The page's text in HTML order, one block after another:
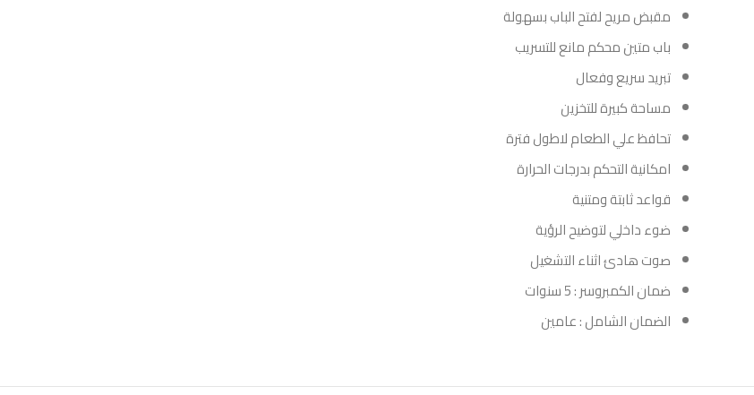
مقبض مريح لفتح الباب بسهولة
باب متين محكم مانع للتسريب
تبريد سريع وفعال
مساحة كبيرة للتخزين
تحافظ علي الطعام لاطول فترة
امكانية التحكم بدرجات الحرارة
قواعد ثابتة ومتنية
ضوء داخلي لتوضيح الرؤية
صوت هادئ اثناء التشغيل
ضمان الكمبروسر : 5 سنوات
الضمان الشامل : عامين